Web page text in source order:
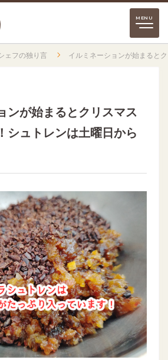
ェフの独り言 イルミネーションが始まると
ンが始まるとクリスマス
シュトレンは土曜日から